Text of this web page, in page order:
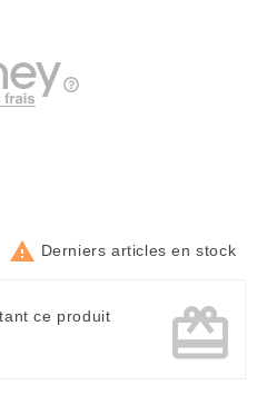
 Derniers articles en stock
ce produit
card_giftcard